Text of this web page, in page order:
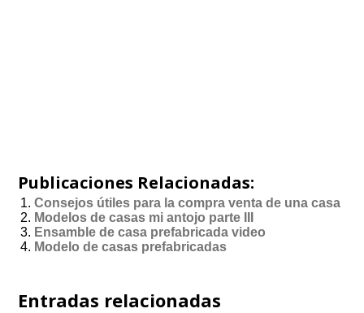
Publicaciones Relacionadas:
Consejos útiles para la compra venta de una casa
Modelos de casas mi antojo parte III
Ensamble de casa prefabricada video
Modelo de casas prefabricadas
Entradas relacionadas